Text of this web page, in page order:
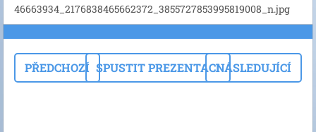
46663934_2176838465662372_3855727853995819008_n.jpg
PŘEDCHOZÍ SPUSTIT PREZENTACINÁSLEDUJÍCÍ